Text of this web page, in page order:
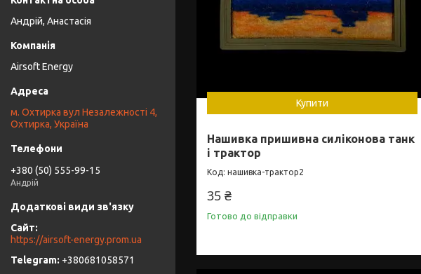
Купити
Нашивка пришивна силіконова танк
і трактор
нашивка-трактор2
35 ₴
Готово до відправки
Андрій, Анастасія
Airsoft Energy
м. Охтирка вул Незалежності 4,
Охтирка, Україна
+380 (50) 555-99-15
Андрій
https://airsoft-energy.prom.ua
+380681058571